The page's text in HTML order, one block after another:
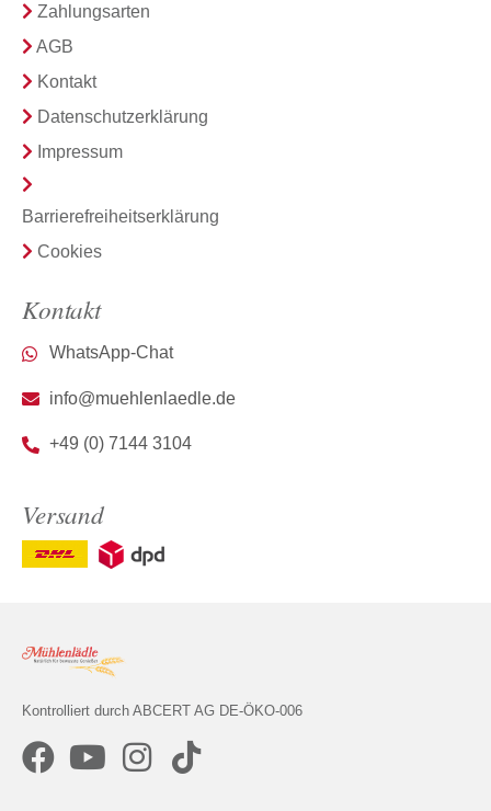
Kontrolliert durch ABCERT AG DE-ÖKO-006
Zahlungsarten
AGB
Kontakt
Datenschutzerklärung
Impressum
Barrierefreiheitserklärung
Cookies
Kontakt
WhatsApp-Chat
info@muehlenlaedle.de
+49 (0) 7144 3104
Versand